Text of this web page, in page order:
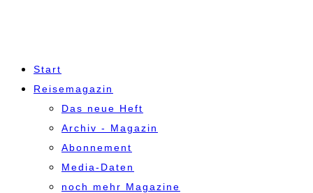
Start
Reisemagazin
Das neue Heft
Archiv - Magazin
Abonnement
Media-Daten
noch mehr Magazine